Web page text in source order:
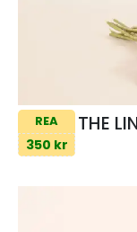
REA
350 kr
THE